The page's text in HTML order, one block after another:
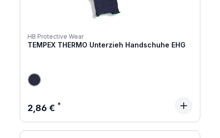
HB Protective Wear
TEMPEX THERMO Unterzieh Handschuhe EHG
Regulärer Preis:
2,86 €